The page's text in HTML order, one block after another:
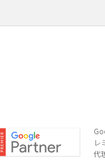
レ
代